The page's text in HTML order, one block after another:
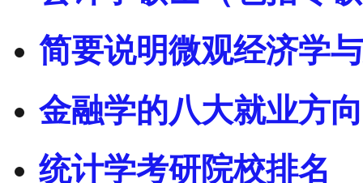
简要说明微观经济学
金融学的八大就业方
统计学考研院校排名